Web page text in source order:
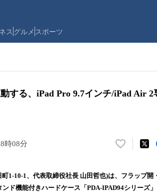
ス グルメ スポーツ
する、iPad Pro 9.7インチ/iPad Air 2
時08分
い
！
数
1-10-1、代表取締役社長 山田哲也)は、フラップ開
ド機能付きハードケース「PDA-IPAD94シリーズ」